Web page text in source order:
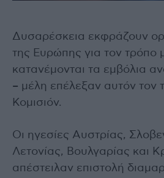
Δυσαρέσκεια εκφράζουν
της Ευρώπης για τον τρόπο
κατανέμονται τα εμβόλια
– μέλη επέλεξαν αυτόν τον
Κομισιόν.
Οι ηγεσίες Αυστρίας,
Λετονίας, Βουλγαρίας και
απέστειλαν επιστολή